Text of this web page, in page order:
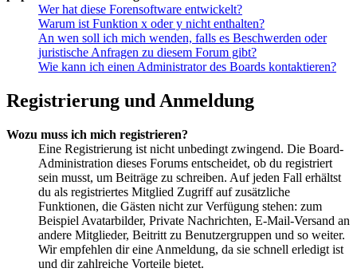
Wer hat diese Forensoftware entwickelt?
Warum ist Funktion x oder y nicht enthalten?
An wen soll ich mich wenden, falls es Beschwerden oder
juristische Anfragen zu diesem Forum gibt?
Wie kann ich einen Administrator des Boards kontaktieren?
Registrierung und Anmeldung
Wozu muss ich mich registrieren?
Eine Registrierung ist nicht unbedingt zwingend. Die Board-
Administration dieses Forums entscheidet, ob du registriert
sein musst, um Beiträge zu schreiben. Auf jeden Fall erhältst
du als registriertes Mitglied Zugriff auf zusätzliche
Funktionen, die Gästen nicht zur Verfügung stehen: zum
Beispiel Avatarbilder, Private Nachrichten, E-Mail-Versand an
andere Mitglieder, Beitritt zu Benutzergruppen und so weiter.
Wir empfehlen dir eine Anmeldung, da sie schnell erledigt ist
und dir zahlreiche Vorteile bietet.